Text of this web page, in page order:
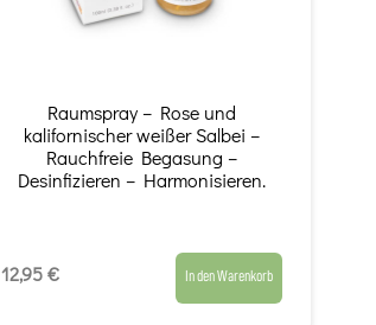
Raumspray – Rose und
kalifornischer weißer Salbei –
Rauchfreie Begasung –
Desinfizieren – Harmonisieren.
12,95 € In den Warenkorb